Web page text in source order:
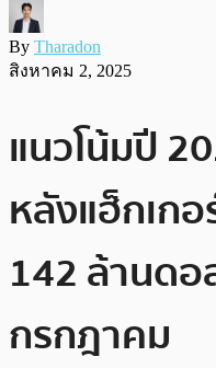
By Tharadon
สิงหาคม 2, 2025
แนวโน้มปี
หลังแฮ็กเกอ
142 ล้านดอ
กรกฎาคม